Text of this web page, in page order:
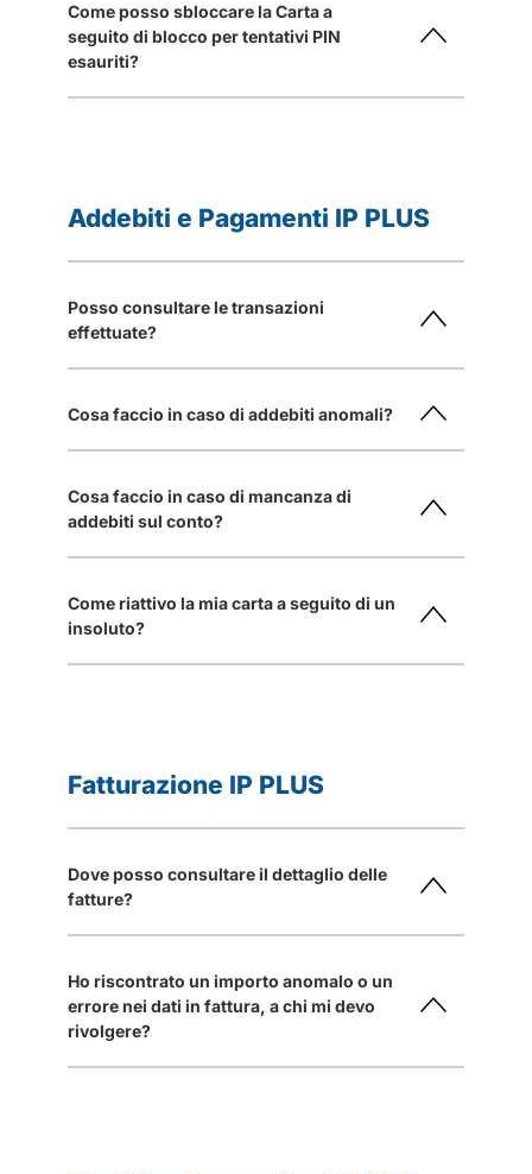
Come posso sbloccare la Carta a
seguito di blocco per tentativi PIN
esauriti?
Addebiti e Pagamenti IP PLUS
Posso consultare le transazioni
effettuate?
Cosa faccio in caso di addebiti anomali?
Cosa faccio in caso di mancanza di
addebiti sul conto?
Come riattivo la mia carta a seguito di un
insoluto?
Fatturazione IP PLUS
Dove posso consultare il dettaglio delle
fatture?
Ho riscontrato un importo anomalo o un
errore nei dati in fattura, a chi mi devo
rivolgere?